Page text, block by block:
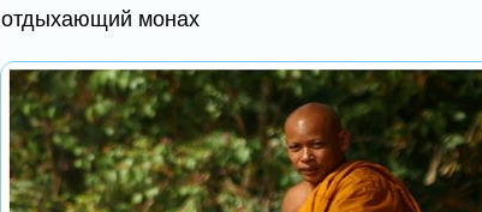
отдыхающий монах